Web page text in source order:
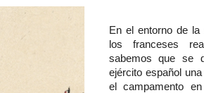
En el entorno de
los franceses
sabemos que se
ejército español
el campamento